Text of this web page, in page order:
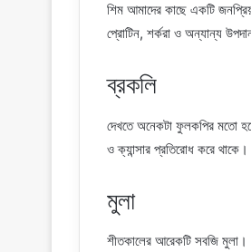
শিম আমাদের কাছে একটি
প্রোটিন, শর্করা ও অন্যান্য
ব্রকলি
দেখতে অনেকটা ফুলকপির মতো
ও ক্যান্সার প্রতিরোধ করে থাকে।
মুলা
শীতকালের আরেকটি সবজি মুলা।